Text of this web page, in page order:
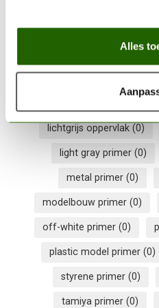
Alles
180ml spray can(0)
lichtgrijs oppervlak (0)
light gray primer (0)
metal primer (0)
modelbouw primer (0)
off-white primer (0)
plastic model primer (0)
styrene primer (0)
tamiya primer (0)